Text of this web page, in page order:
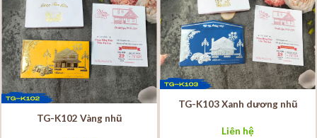
TG-K103 Xanh dương nhũ
Liên hệ
TG-K102 Vàng nhũ